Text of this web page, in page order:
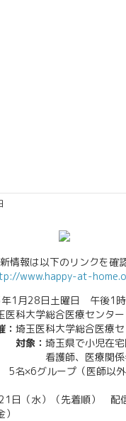
情報は以下のリンクを確
www.happy-at-
1月28日土曜日 午後1
医科大学総合医療センタ
： 埼玉医科大学総合医療
対象： 埼玉県で小児在宅
看護師、医療関
名×6グループ（医師以
日（水）（先着順） 配